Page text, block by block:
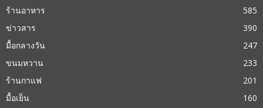
ร้านอาหาร
585
ข่าวสาร
390
มื้อกลางวัน
247
ขนมหวาน
233
ร้านกาแฟ
201
มื้อเย็น
160